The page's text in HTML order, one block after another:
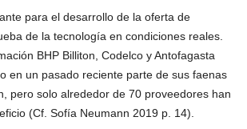
para el desarrollo de la oferta de
de la tecnología en condiciones reales.
BHP Billiton, Codelco y Antofagasta
en un pasado reciente parte de sus faenas
pero solo alrededor de 70 proveedores han
(Cf. Sofía Neumann 2019 p. 14).